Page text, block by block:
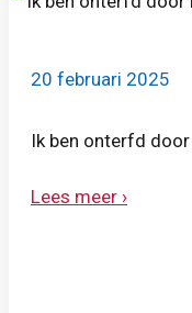
20 februari 2025
Ik ben onterfd
Lees meer ›